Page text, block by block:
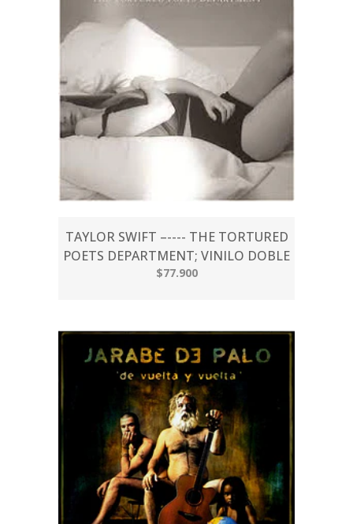
TAYLOR SWIFT –---- THE TORTURED
POETS DEPARTMENT; VINILO DOBLE
$77.900